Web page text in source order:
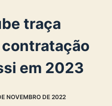
traça
em 2023
NOVEMBRO DE 2022